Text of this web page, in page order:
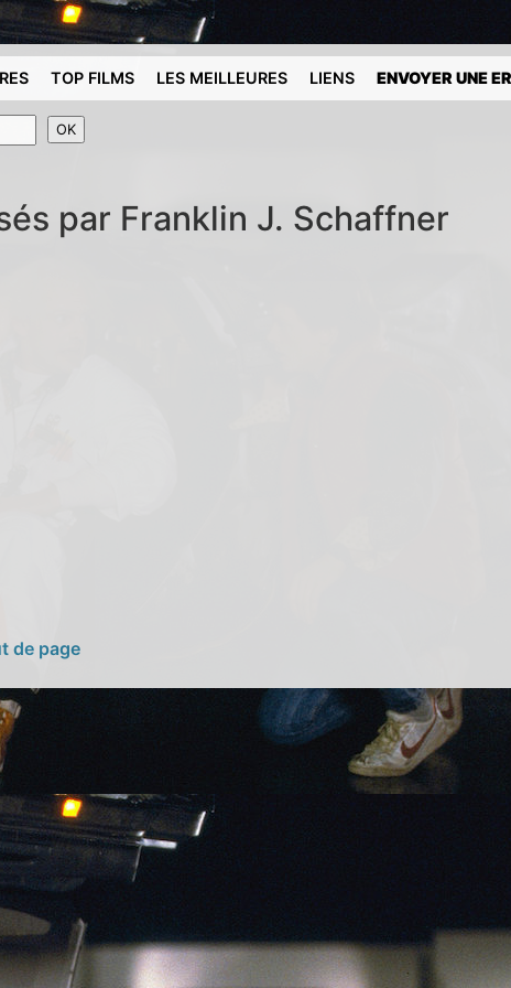
TOP FILMS LES MEILLEURES LIENS ENVOYER UNE
par Franklin J. Schaffner
de page